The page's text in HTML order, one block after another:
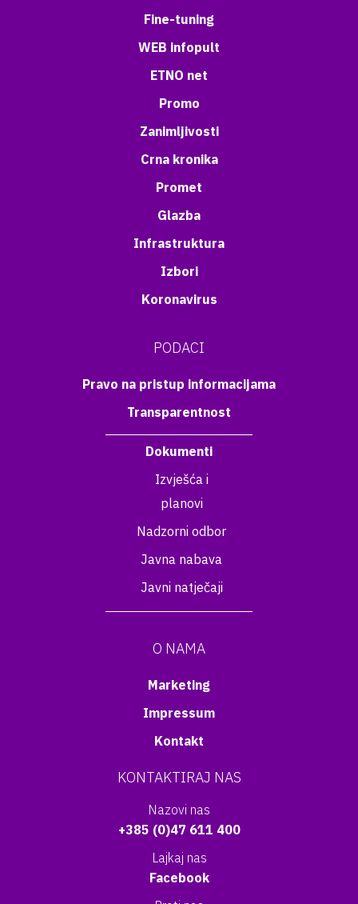
Fine-tuning
WEB infopult
ETNO net
Promo
Zanimljivosti
Crna kronika
Promet
Glazba
Infrastruktura
Izbori
Koronavirus
PODACI
Pravo na pristup informacijama
Transparentnost
Dokumenti
Izvješća i
planovi
Nadzorni odbor
Javna nabava
Javni natječaji
O NAMA
Marketing
Impressum
Kontakt
KONTAKTIRAJ NAS
Nazovi nas
+385 (0)47 611 400
Lajkaj nas
Facebook